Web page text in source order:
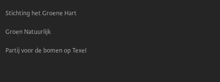
Stichting het Groene Hart
Groen Natuurlijk
Partij voor de bomen op Texel